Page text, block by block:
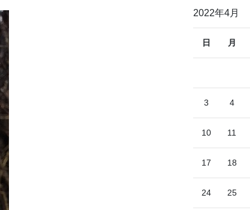
2022年4月
日 月
3 4
10 11
17 18
24 25